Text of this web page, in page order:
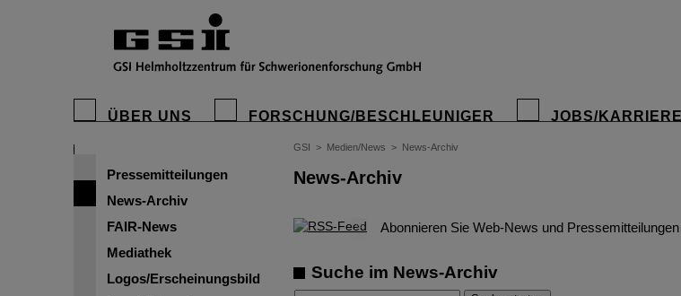
ÜBER UNS FORSCHUNG/BESCHLEUNIGER JOBS/KARRIERE
Pressemitteilungen
News-Archiv
FAIR-News
Mediathek
Logos/Erscheinungsbild
GSI > Medien/News > News-Archiv
News-Archiv
© Abonnieren Sie Web-News und
Suche im News-Archiv